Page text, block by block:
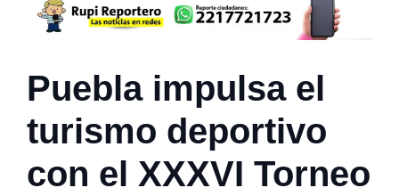
Puebla impulsa el
turismo deportivo
con el XXXVI Torneo